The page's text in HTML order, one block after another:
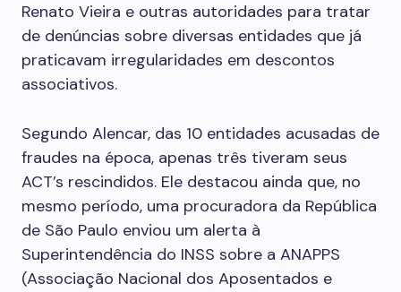
Renato Vieira e outras autoridades para tratar
de denúncias sobre diversas entidades que já
praticavam irregularidades em descontos
associativos.
Segundo Alencar, das 10 entidades acusadas de
fraudes na época, apenas três tiveram seus
ACT’s rescindidos. Ele destacou ainda que, no
mesmo período, uma procuradora da República
de São Paulo enviou um alerta à
Superintendência do INSS sobre a ANAPPS
(Associação Nacional dos Aposentados e